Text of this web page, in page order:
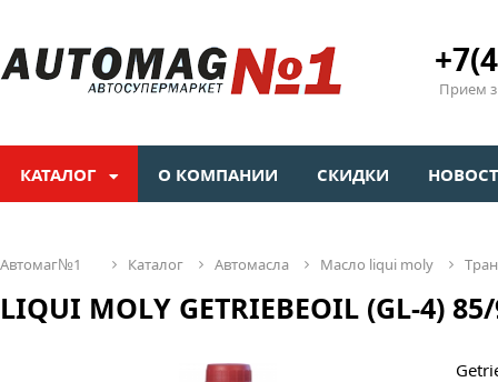
Прием
КАТАЛОГ О КОМПАНИИ СКИДКИ
автомаг№1 каталог автомасла масло liqui moly
LIQUI MOLY GETRIEBEOIL (GL-4)